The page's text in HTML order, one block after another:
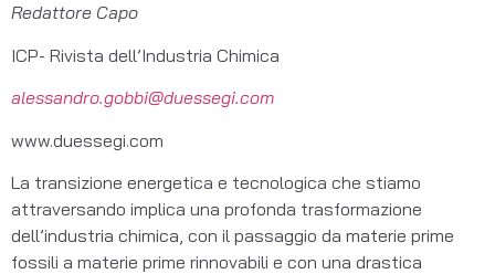
Redattore Capo
ICP- Rivista dell’Industria Chimica
alessandro.gobbi@duessegi.com
www.duessegi.com
La transizione energetica e tecnologica che stiamo
attraversando implica una profonda trasformazione
dell’industria chimica, con il passaggio da materie prime
fossili a materie prime rinnovabili e con una drastica